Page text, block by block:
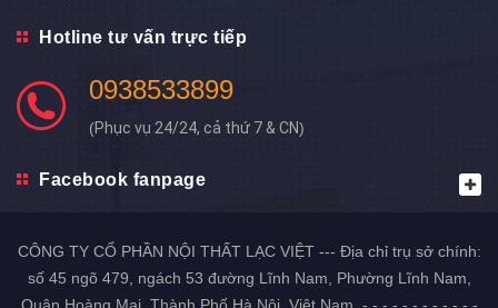
Hotline tư vấn trực tiếp
0938533899
(Phục vụ 24/24, cả thứ 7 & CN)
Facebook fanpage
CÔNG TY CỔ PHẦN NỘI THẤT LẠC VIỆT --- Địa chỉ trụ sở chính:
số 45 ngõ 479, ngách 53 đường Lĩnh Nam, Phường Lĩnh Nam,